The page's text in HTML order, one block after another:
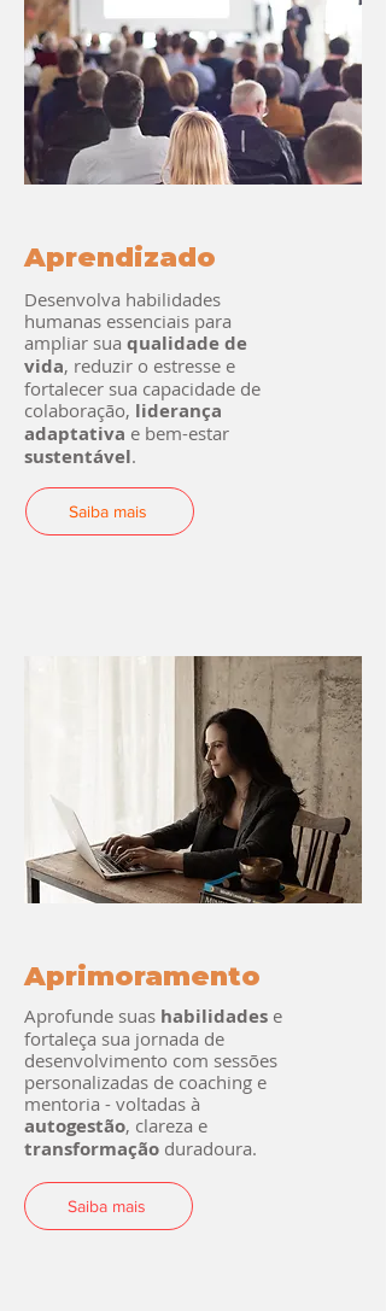
Aprendizado
Desenvolva habilidades
humanas essenciais para
ampliar sua qualidade de
vida, reduzir o estresse e
fortalecer sua capacidade de
colaboração, liderança
adaptativa e bem-estar
sustentável.
Saiba mais
Aprimoramento
Aprofunde suas habilidades e
fortaleça sua jornada de
desenvolvimento com sessões
personalizadas de coaching e
mentoria - voltadas à
autogestão, clareza e
transformação duradoura.
Saiba mais